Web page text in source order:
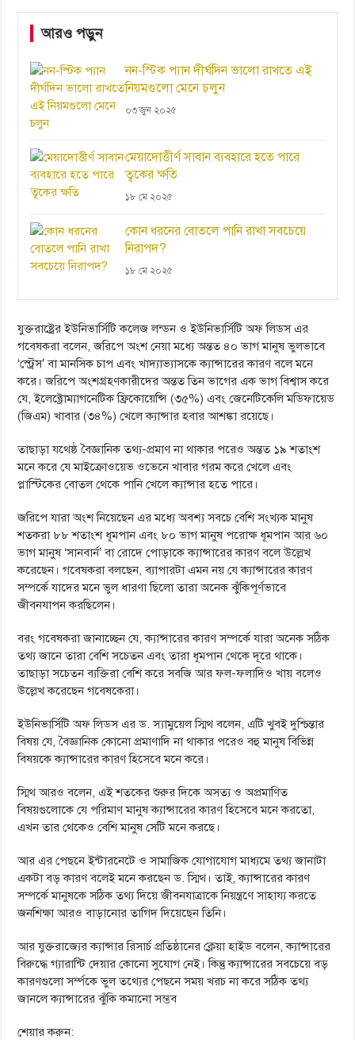
আরও পড়ুন
নন-স্টিক প্যান দীর্ঘদিন ভালো রাখতে এই
নিয়মগুলো মেনে চলুন
০৩ জুন ২০২৫
মেয়াদোত্তীর্ণ সাবান ব্যবহারে হতে পারে
ত্বকের ক্ষতি
১৮ মে ২০২৫
কোন ধরনের বোতলে পানি রাখা সবচেয়ে
নিরাপদ?
১৮ মে ২০২৫
যুক্তরাষ্ট্রের ইউনিভার্সিটি কলেজ লন্ডন ও ইউনিভার্সিটি অফ লিডস এর
গবেষকরা বলেন, জরিপে অংশ নেয়া মধ্যে অন্তত ৪০ ভাগ মানুষ ভুলভাবে
‘স্ট্রেস’ বা মানসিক চাপ এবং খাদ্যাভ্যাসকে ক্যান্সারের কারণ বলে মনে
করে। জরিপে অংশগ্রহণকারীদের অন্তত তিন ভাগের এক ভাগ বিশ্বাস করে
যে, ইলেক্ট্রোম্যাগনেটিক ফ্রিকোয়েন্সি (৩৫%) এবং জেনেটিকেলি মডিফায়েড
(জিএম) খাবার (৩৪%) খেলে ক্যান্সার হবার আশঙ্কা রয়েছে।
তাছাড়া যথেষ্ঠ বৈজ্ঞানিক তথ্য-প্রমাণ না থাকার পরেও অন্তত ১৯ শতাংশ
মনে করে যে মাইক্রোওয়েভ ওভেনে খাবার গরম করে খেলে এবং
প্লাস্টিকের বোতল থেকে পানি খেলে ক্যান্সার হতে পারে।
জরিপে যারা অংশ নিয়েছেন এর মধ্যে অবশ্য সবচে বেশি সংখ্যক মানুষ
শতকরা ৮৮ শতাংশ ধূমপান এবং ৮০ ভাগ মানুষ পরোক্ষ ধূমপান আর ৬০
ভাগ মানুষ ‘সানবার্ন’ বা রোদে পোড়াকে ক্যান্সারের কারণ বলে উল্লেখ
করেছেন। গবেষকরা বলছেন, ব্যাপারটা এমন নয় যে ক্যান্সারের কারণ
সম্পর্কে যাদের মনে ভুল ধারণা ছিলো তারা অনেক ঝুঁকিপূর্ণভাবে
জীবনযাপন করছিলেন।
বরং গবেষকরা জানাচ্ছেন যে, ক্যান্সারের কারণ সম্পর্কে যারা অনেক সঠিক
তথ্য জানে তারা বেশি সচেতন এবং তারা ধূমপান থেকে দূরে থাকে।
তাছাড়া সচেতন ব্যক্তিরা বেশি করে সবজি আর ফল-ফলাদিও খায় বলেও
উল্লেখ করেছেন গবেষকেরা।
ইউনিভার্সিটি অফ লিডস এর ড. স্যামুয়েল স্মিথ বলেন, এটি খুবই দুশ্চিন্তার
বিষয় যে, বৈজ্ঞানিক কোনো প্রমাণাদি না থাকার পরেও বহু মানুষ বিভিন্ন
বিষয়কে ক্যান্সারের কারণ হিসেবে মনে করে।
স্মিথ আরও বলেন, এই শতকের শুরুর দিকে অসত্য ও অপ্রমাণিত
বিষয়গুলোকে যে পরিমাণ মানুষ ক্যান্সারের কারণ হিসেবে মনে করতো,
এখন তার থেকেও বেশি মানুষ সেটি মনে করছে।
আর এর পেছনে ইন্টারনেটে ও সামাজিক যোগাযোগ মাধ্যমে তথ্য জানাটা
একটা বড় কারণ বলেই মনে করছেন ড. স্মিথ। তাই, ক্যান্সারের কারণ
সম্পর্কে মানুষকে সঠিক তথ্য দিয়ে জীবনযাত্রাকে নিয়ন্ত্রণে সাহায্য করতে
জনশিক্ষা আরও বাড়ানোর তাগিদ দিয়েছেন তিনি।
আর যুক্তরাজ্যের ক্যান্সার রিসার্চ প্রতিষ্ঠানের ক্লেয়া হাইড বলেন, ক্যান্সারের
বিরুদ্ধে গ্যারান্টি দেয়ার কোনো সুযোগ নেই। কিন্তু ক্যান্সারের সবচেয়ে বড়
কারণগুলো সর্ম্পকে ভুল তথ্যের পেছনে সময় খরচ না করে সঠিক তথ্য
জানলে ক্যান্সারের ঝুঁকি কমানো সম্ভব
শেয়ার করুন: